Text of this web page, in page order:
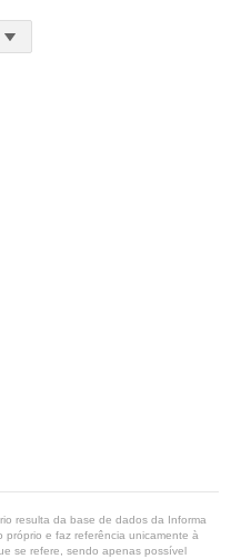
resulta da base de dados da Informa
e faz referência unicamente à
se refere, sendo apenas possível